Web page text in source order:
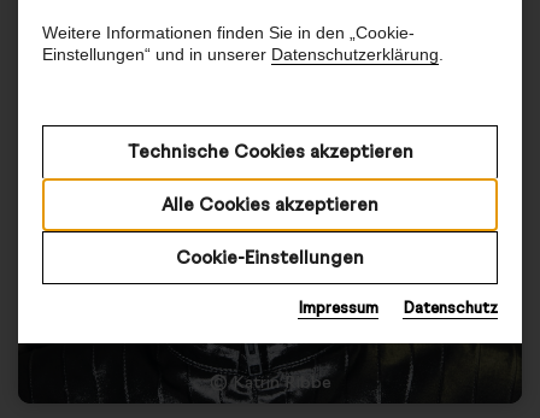
Weitere Informationen finden Sie in den „Cookie-
Einstellungen“ und in unserer Datenschutzerklärung
Technische Cookies akzeptieren
Alle Cookies akzeptieren
Cookie-Einstellungen
Impressum Datenschutz
© Katrin Ribbe